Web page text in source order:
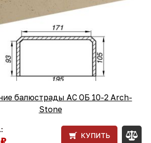
балюстрады АС ОБ 10-2 Arch-
Stone
КУПИТЬ